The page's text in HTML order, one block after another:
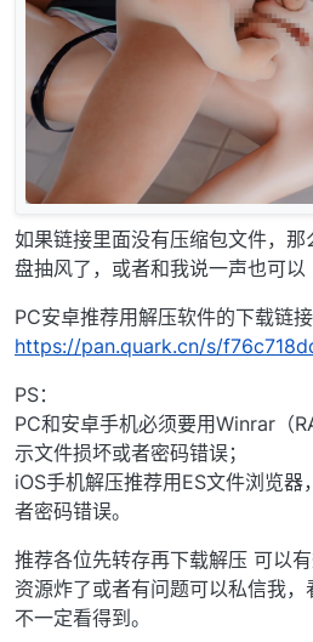
如果链接里面没有压缩包文件，
盘抽风了，或者和我说一声也可以
PC安卓推荐用解压软件的下载链接
https://pan.quark.cn/s/
PS：
PC和安卓手机必须要用Winrar（
示文件损坏或者密码错误；
iOS手机解压推荐用ES文件浏览
者密码错误。
推荐各位先转存再下载解压 可以
资源炸了或者有问题可以私信我
不一定看得到。